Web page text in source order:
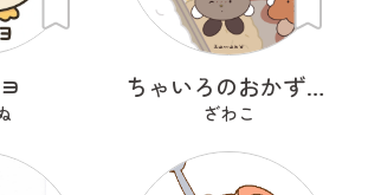
ちゃいろのおかずたち
ざわこ